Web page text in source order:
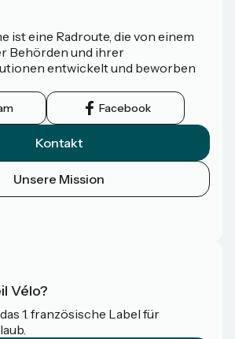
ist eine Radroute, die von einem
Behörden und ihrer
entwickelt und beworben
Facebook
Kontakt
Unsere Mission
Vélo?
1. französische Label für